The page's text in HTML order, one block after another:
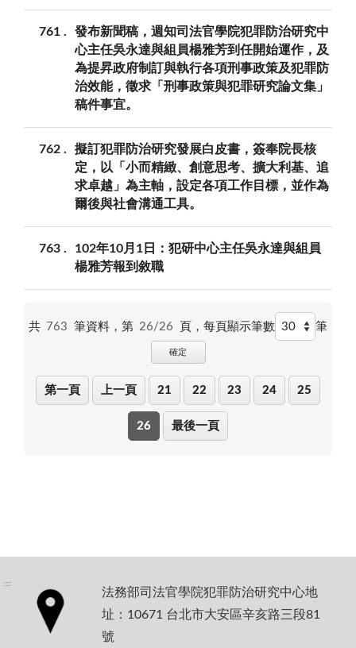
761
發布新聞稿，週知司法官學院犯罪防治研究中
心主任吳永達與組員楊雅芳到任開始運作，及
為提昇政府制訂與執行各項刑事政策及犯罪防
治效能，徵求「刑事政策與犯罪研究論文集」
稿件事宜。
762
擬訂犯罪防治研究發展白皮書，簽奉院長核
定，以「小而精緻、創意思考、擴大利基、追
求卓越」為主軸，設定各項工作目標，並作為
爾後與社會溝通工具。
763
102年10月1日：犯研中心主任吳永達與組員
楊雅芳報到敘職
共 763 筆資料，第 26/26 頁， 每頁顯示筆數 筆
確定
第一頁 上一頁 21 22 23 24 25
26 最後一頁
:::
法務部司法官學院犯罪防治研究中心地
址：10671 台北市大安區辛亥路三段81
號